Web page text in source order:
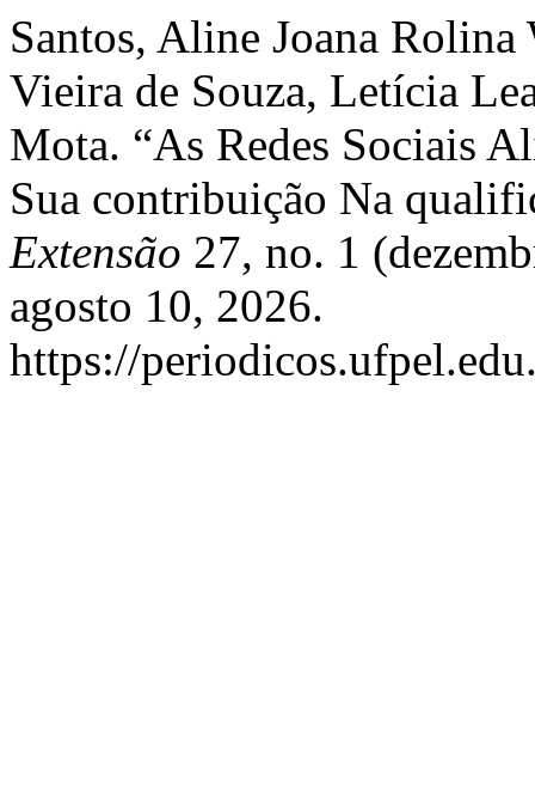
Santos, Aline Joana
Vieira de Souza, Letícia
Mota. “As Redes Sociais
Sua contribuição Na
Extensão 27, no. 1
agosto 10, 2026.
https://